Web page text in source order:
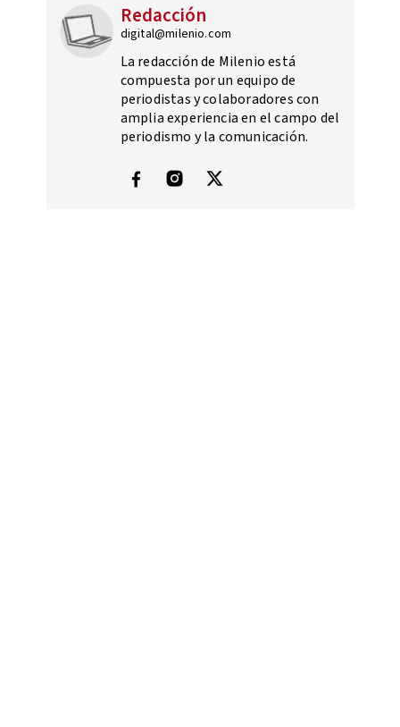
Redacción
digital@milenio.com
La redacción de Milenio está
compuesta por un equipo de
periodistas y colaboradores con
amplia experiencia en el campo del
periodismo y la comunicación.